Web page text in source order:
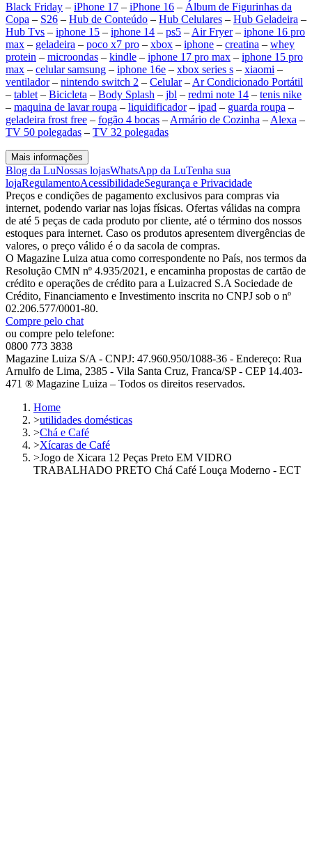
Black Friday – iPhone 17 – iPhone 16 – Álbum de Figurinhas da
Copa – S26 – Hub de Conteúdo – Hub Celulares – Hub Geladeira –
Hub Tvs – iphone 15 – iphone 14 – ps5 – Air Fryer– iphone 16 pro
max – geladeira – poco x7 pro – xbox – iphone – creatina – whey
protein – microondas – kindle – iphone 17 pro max – iphone 15 pro
max – celular samsung – iphone 16e – xbox series s – xiaomi –
ventilador– nintendo switch 2 – Celular– Ar Condicionado Portátil
– tablet – Bicicleta – Body Splash – jbl – redmi note 14 – tenis nike
– maquina de lavar roupa – liquidificador– ipad – guarda roupa –
geladeira frost free – fogão 4 bocas – Armário de Cozinha – Alexa –
TV 50 polegadas – TV 32 polegadas
Mais informações
Blog da LuNossas lojasWhatsApp da LuTenha sua
lojaRegulamentoAcessibilidadeSegurança e Privacidade
Preços e condições de pagamento exclusivos para compras via
internet, podendo variar nas lojas físicas. Ofertas válidas na compra
de até 5 peças de cada produto por cliente, até o término dos nossos
estoques para internet. Caso os produtos apresentem divergências de
valores, o preço válido é o da sacola de compras.
O Magazine Luiza atua como correspondente no País, nos termos da
Resolução CMN nº 4.935/2021, e encaminha propostas de cartão de
crédito e operações de crédito para a Luizacred S.A Sociedade de
Crédito, Financiamento e Investimento inscrita no CNPJ sob o nº
02.206.577/0001-80.
Compre pelo chat
ou compre pelo telefone:
0800 773 3838
Magazine Luiza S/A - CNPJ: 47.960.950/1088-36 - Endereço: Rua
Arnulfo de Lima, 2385 - Vila Santa Cruz, Franca/SP - CEP 14.403-
471 ® Magazine Luiza – Todos os direitos reservados.
Home
>utilidades domésticas
>Chá e Café
>Xícaras de Café
>Jogo de Xicara 12 Peças Preto EM VIDRO
TRABALHADO PRETO Chá Café Louça Moderno - ECT